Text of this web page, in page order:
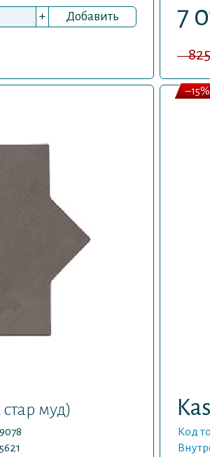
+ Добавить 7
муд)
Код
–15%